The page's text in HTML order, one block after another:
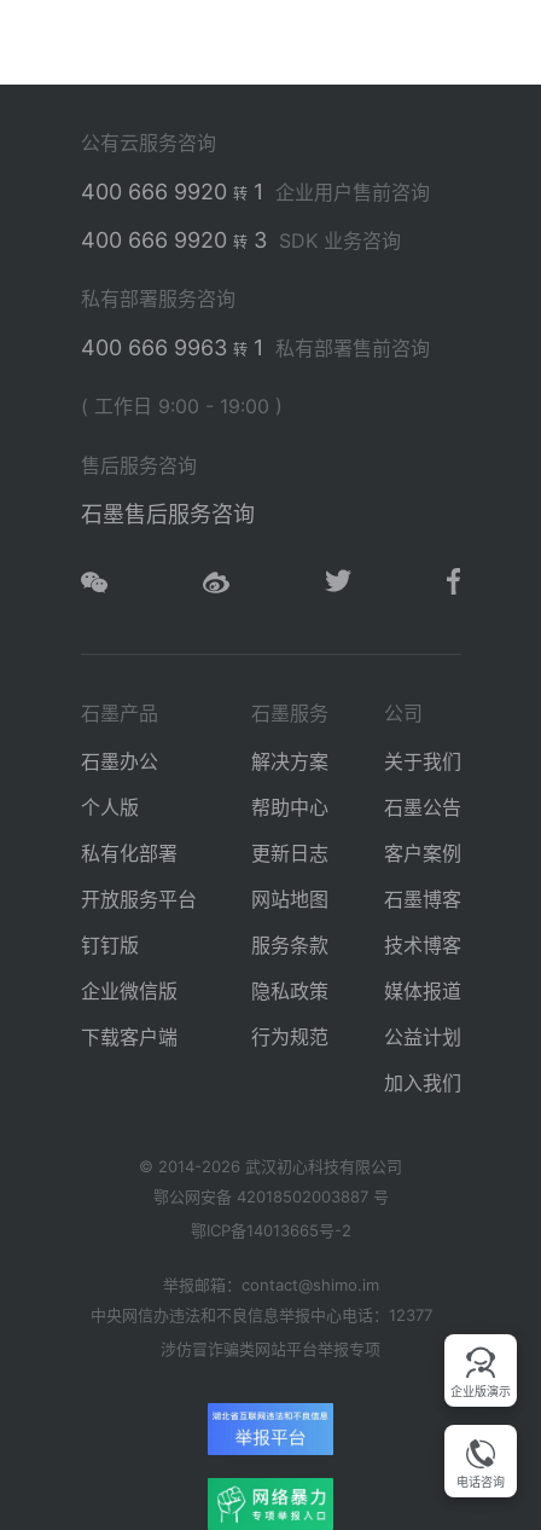
公有云服务咨询
400 666 9920 转1 企业用户售前咨询
400 666 9920 转3 SDK 业务咨询
私有部署服务咨询
400 666 9963 转1 私有部署售前咨询
( 工作日 9:00 - 19:00 )
售后服务咨询
石墨售后服务咨询
石墨产品
石墨办公
个人版
私有化部署
开放服务平台
钉钉版
企业微信版
下载客户端
石墨服务
解决方案
帮助中心
更新日志
网站地图
服务条款
隐私政策
行为规范
公司
关于我们
石墨公告
客户案例
石墨博客
技术博客
媒体报道
公益计划
加入我们
© 2014-2026 武汉初心科技有限公司
鄂公网安备 42018502003887号
鄂ICP备14013665号-2
举报邮箱：contact@shimo.im
中央网信办违法和不良信息举报中心电话：12377
涉仿冒诈骗类网站平台举报专项
企业版演示
电话咨询